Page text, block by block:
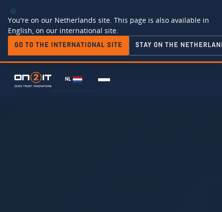
You're on our Netherlands site. This page is also available in
English, on our international site.
GO TO THE INTERNATIONAL SITE STAY ON THE
NL